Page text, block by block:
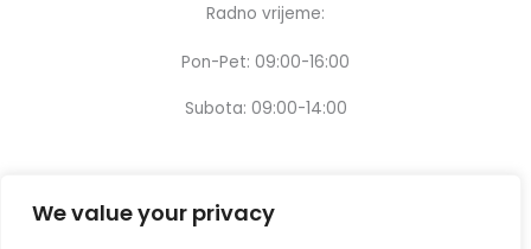
We value your privacy
Radno vrijeme:
Pon-Pet: 09:00-16:00
Subota: 09:00-14:00